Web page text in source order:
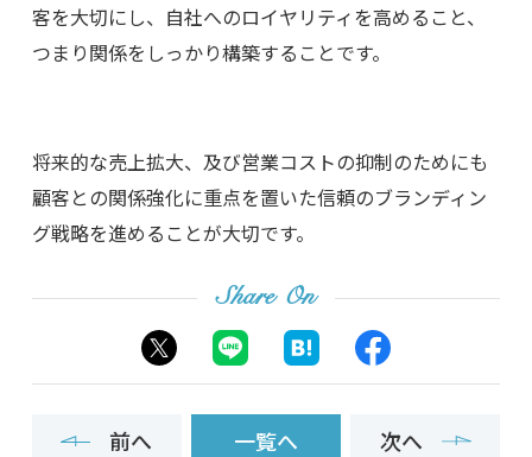
客を大切にし、自社へのロイヤリティを高めること、
つまり関係をしっかり構築することです。
将来的な売上拡大、及び営業コストの抑制のためにも
顧客との関係強化に重点を置いた信頼のブランディン
グ戦略を進めることが大切です。
Share On
前へ 一覧へ 次へ